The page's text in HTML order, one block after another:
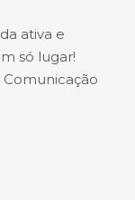
ativa e
só lugar!